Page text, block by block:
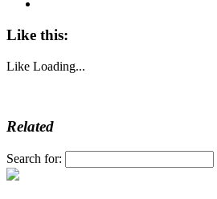
Like this:
Like Loading...
Related
Search for: